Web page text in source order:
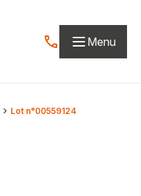
Contactez-nous
Menu
Lot n°00559124